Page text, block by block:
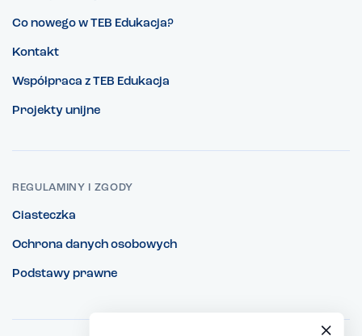
Co nowego w TEB Edukacja?
Kontakt
Współpraca z TEB Edukacja
Projekty unijne
REGULAMINY I ZGODY
Ciasteczka
Ochrona danych osobowych
Podstawy prawne